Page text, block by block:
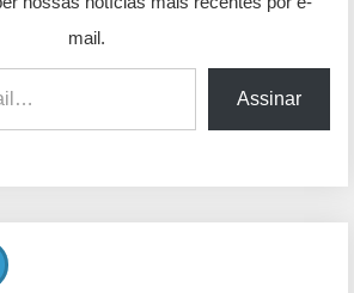
mail.
Assinar